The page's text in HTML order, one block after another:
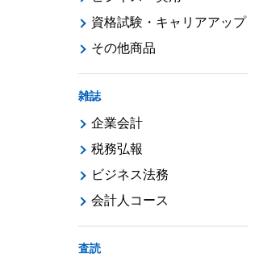
資格試験・キャリアアップ
その他商品
雑誌
企業会計
税務弘報
ビジネス法務
会計人コース
査読